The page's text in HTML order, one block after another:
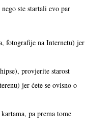
ste startali evo par
fotografije na Internetu) jer
provjerite starost
jer ćete se ovisno o
pa prema tome